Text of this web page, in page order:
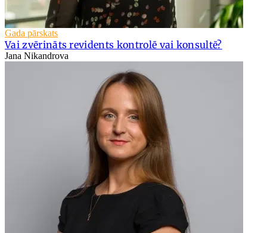
Gada pārskats
Vai zvērināts revidents kontrolē vai konsultē?
Jana Nikandrova